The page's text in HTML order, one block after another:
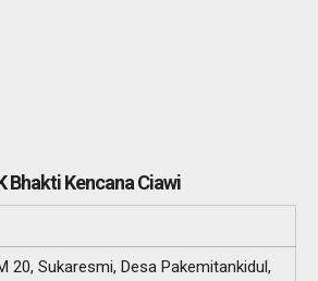
Bhakti Kencana Ciawi
20, Sukaresmi, Desa Pakemitankidul,